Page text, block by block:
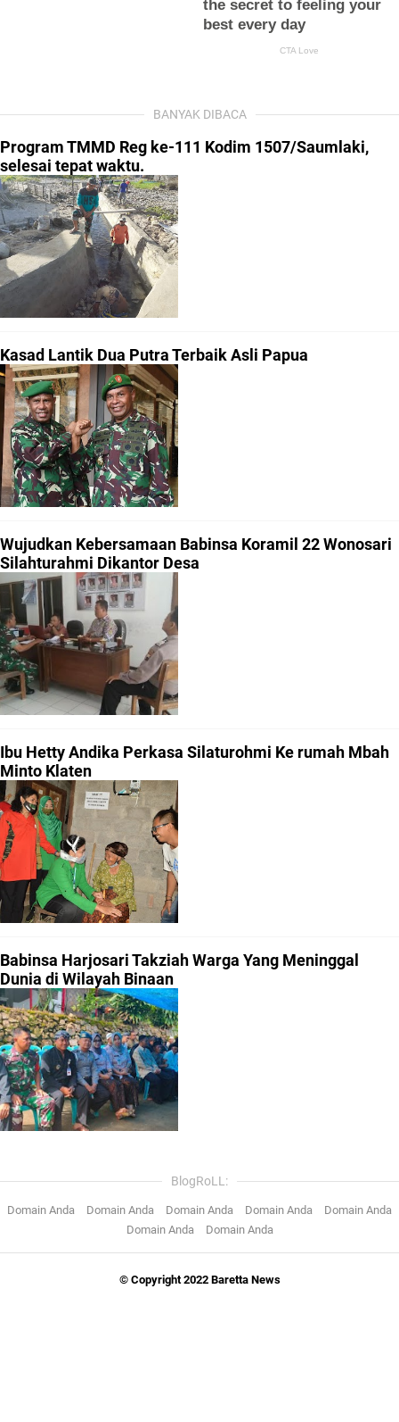
BANYAK DIBACA
Program TMMD Reg ke-111 Kodim 1507/Saumlaki,
selesai tepat waktu.
Kasad Lantik Dua Putra Terbaik Asli Papua
Wujudkan Kebersamaan Babinsa Koramil 22 Wonosari
Silahturahmi Dikantor Desa
Ibu Hetty Andika Perkasa Silaturohmi Ke rumah Mbah
Minto Klaten
Babinsa Harjosari Takziah Warga Yang Meninggal
Dunia di Wilayah Binaan
BlogRoLL:
Domain Anda Domain Anda Domain Anda Domain Anda
Domain Anda
Domain Anda
Domain Anda
© Copyright 2022 Baretta News